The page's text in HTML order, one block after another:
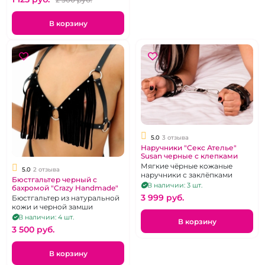
В корзину
5.0 2 отзыва
Бюстгальтер черный с
бахромой "Crazy Handmade"
Бюстгальтер из натуральной
кожи и черной замши
В наличии: 4 шт.
3 500 pуб.
В корзину
5.0 3 отзыва
Наручники "Секс Ателье"
Susan черные с клепками
Мягкие чёрные кожаные
наручники с заклёпками
В наличии: 3 шт.
3 999 pуб.
В корзину